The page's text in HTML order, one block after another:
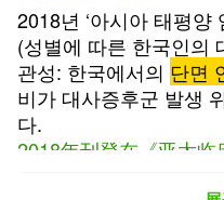
2018년 ‘아시아 태평양
(성별에 따른 한국인의
관성: 한국에서의 단면
비가 대사증후군 발생
다.
2018年刊登在《亚太